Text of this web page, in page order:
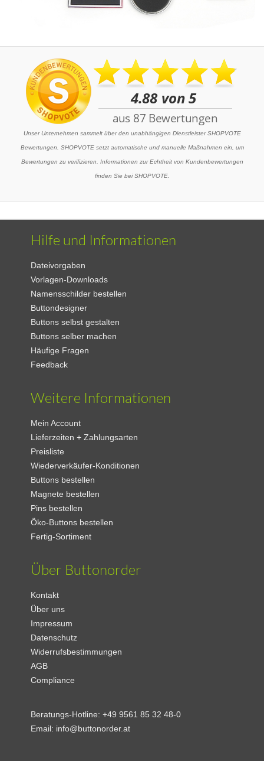
Unser Unternehmen sammelt über den unabhängigen Dienstleister SHOPVOTE
Bewertungen. SHOPVOTE setzt automatische und manuelle Maßnahmen ein, um
Bewertungen zu verifizieren. Informationen zur Echtheit von Kundenbewertungen
finden Sie bei SHOPVOTE.
Hilfe und Informationen
Dateivorgaben
Vorlagen-Downloads
Namensschilder bestellen
Buttondesigner
Buttons selbst gestalten
Buttons selber machen
Häufige Fragen
Feedback
Weitere Informationen
Mein Account
Lieferzeiten + Zahlungsarten
Preisliste
Wiederverkäufer-Konditionen
Buttons bestellen
Magnete bestellen
Pins bestellen
Öko-Buttons bestellen
Fertig-Sortiment
Über Buttonorder
Kontakt
Über uns
Impressum
Datenschutz
Widerrufsbestimmungen
AGB
Compliance
Beratungs-Hotline:+49 9561 85 32 48-0
Email: info@buttonorder.at